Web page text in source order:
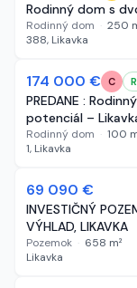
Rodinný dom s
Rodinný dom · 250
388, Likavka
85 dní
-5 000 €
174 000 € C
PREDANE :
potenciál –
Rodinný dom · 100
1, Likavka
248 dní
69 090 €
INVESTIČNÝ
VÝHLAD, LIKAVKA
Pozemok · 658 m²
Likavka